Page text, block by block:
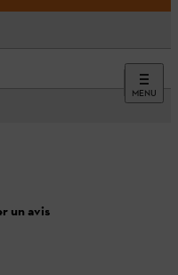
MENU
un avis